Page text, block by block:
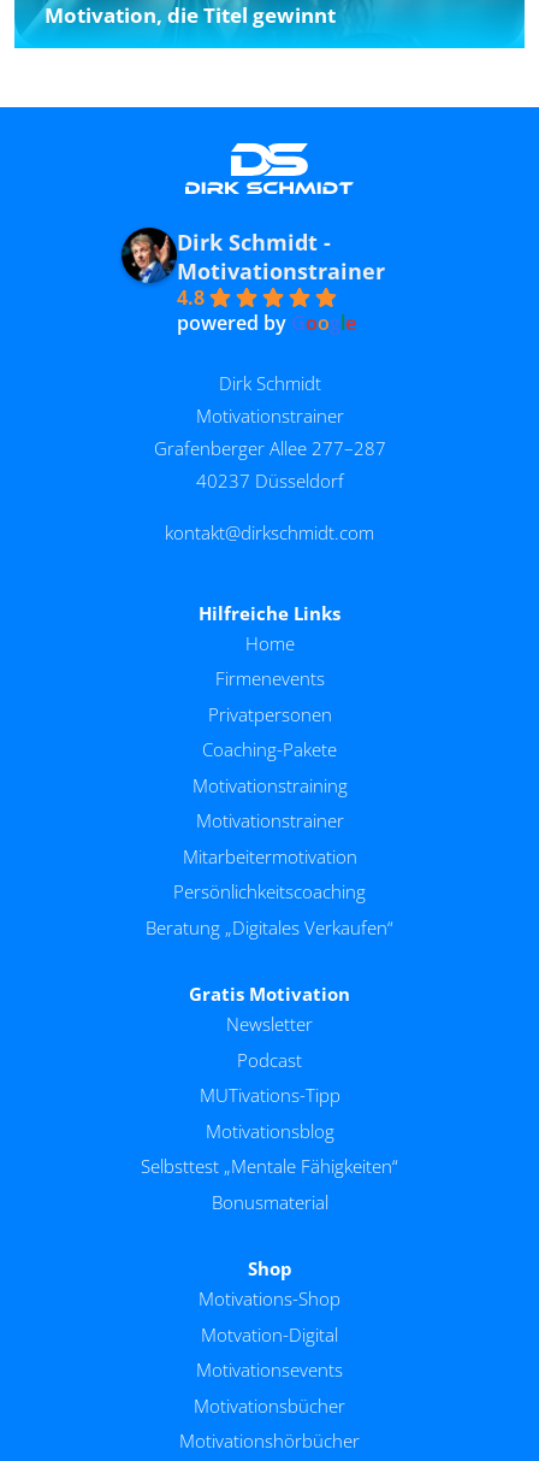
Motivation, die Titel gewinnt
Dirk Schmidt -
Motivationstrainer
4.8
powered by Google
Dirk Schmidt
Motivationstrainer
Grafenberger Allee 277–287
40237 Düsseldorf
kontakt@dirkschmidt.com
Hilfreiche Links
Home
Firmenevents
Privatpersonen
Coaching-Pakete
Motivationstraining
Motivationstrainer
Mitarbeitermotivation
Persönlichkeitscoaching
Beratung „Digitales Verkaufen“
Gratis Motivation
Newsletter
Podcast
MUTivations-Tipp
Motivationsblog
Selbsttest „Mentale Fähigkeiten“
Bonusmaterial
Shop
Motivations-Shop
Motvation-Digital
Motivationsevents
Motivationsbücher
Motivationshörbücher